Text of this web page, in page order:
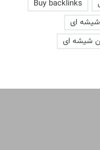
Buy backlinks
شیشه ای
شیشه ای